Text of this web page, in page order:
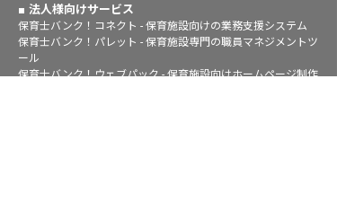
法人様向けサービス
保育士バンク！コネクト - 保育施設向けの業務支援システム
保育士バンク！パレット - 保育施設専門の職員マネジメントツ
ール
保育士バンク！ウェブパック - 保育施設向けホームページ制作